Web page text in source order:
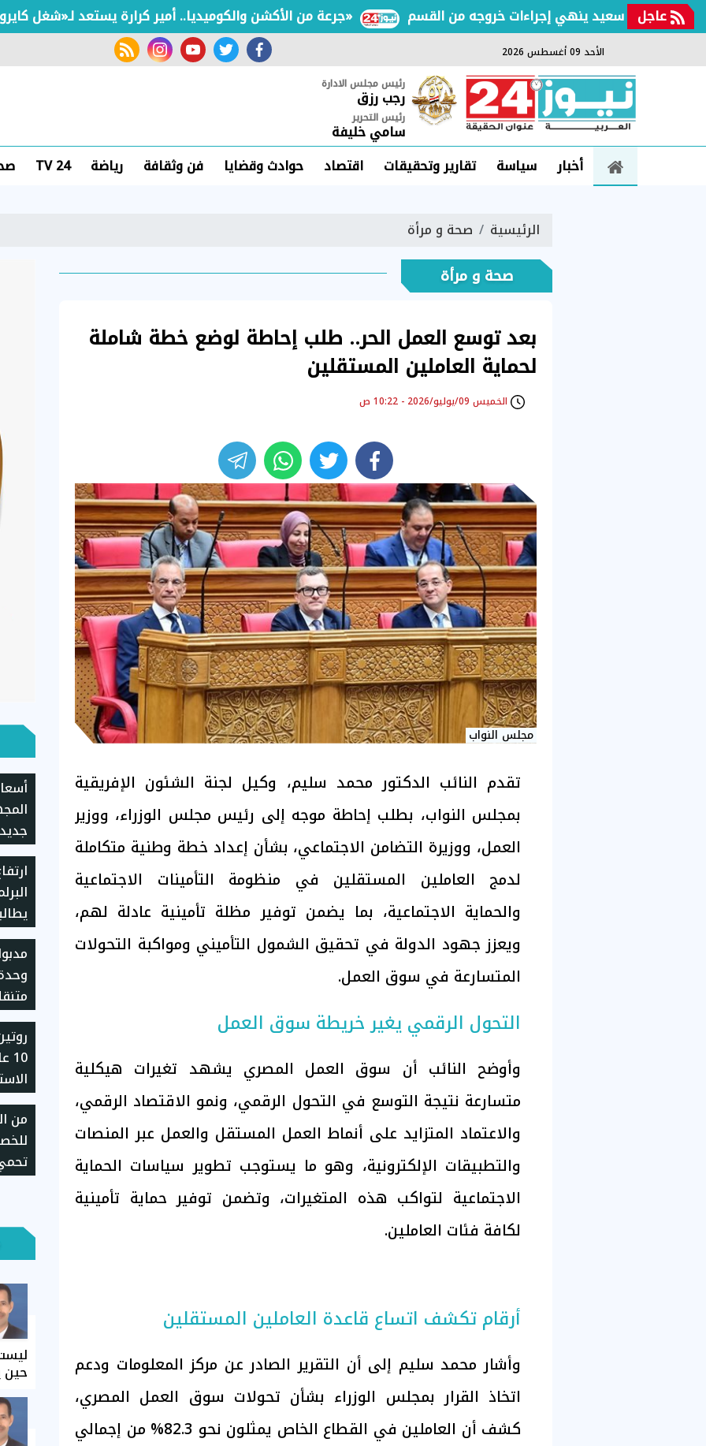
عاجل جرعة من الأكشن والكوميديا.. أمير كرارة يستعد لـ«شغل كايرو»
الأحد 09 أغسطس 2026 facebook
twitter
youtube
instagram
rss feed
رئيس مجلس الادارة
رجب رزق
رئيس التحرير
سامي خليفة
أخبار
سياسة تقارير وتحقيقات اقتصاد حوادث وقضايا فن وثقافة رياضة TV 24
الرئيسية صحة و مرأة
صحة و مرأة
بعد توسع العمل الحر.. طلب إحاطة لوضع خطة شاملة
لحماية العاملين المستقلين
الخميس 09/يوليو/2026 - 10:22 ص
مجلس النواب
تقدم النائب الدكتور محمد سليم، وكيل لجنة الشئون الإفريقية
بمجلس النواب، بطلب إحاطة موجه إلى رئيس مجلس الوزراء، ووزير
العمل، ووزيرة التضامن الاجتماعي، بشأن إعداد خطة وطنية متكاملة
لدمج العاملين المستقلين في منظومة التأمينات الاجتماعية
والحماية الاجتماعية، بما يضمن توفير مظلة تأمينية عادلة لهم،
ويعزز جهود الدولة في تحقيق الشمول التأميني ومواكبة التحولات
المتسارعة في سوق العمل.
التحول الرقمي يغير خريطة سوق العمل
وأوضح النائب أن سوق العمل المصري يشهد تغيرات هيكلية
متسارعة نتيجة التوسع في التحول الرقمي، ونمو الاقتصاد الرقمي،
والاعتماد المتزايد على أنماط العمل المستقل والعمل عبر المنصات
والتطبيقات الإلكترونية، وهو ما يستوجب تطوير سياسات الحماية
الاجتماعية لتواكب هذه المتغيرات، وتضمن توفير حماية تأمينية
لكافة فئات العاملين.
أرقام تكشف اتساع قاعدة العاملين المستقلين
وأشار محمد سليم إلى أن التقرير الصادر عن مركز المعلومات ودعم
اتخاذ القرار بمجلس الوزراء بشأن تحولات سوق العمل المصري،
كشف أن العاملين في القطاع الخاص يمثلون نحو 82.3% من إجمالي
من
حين